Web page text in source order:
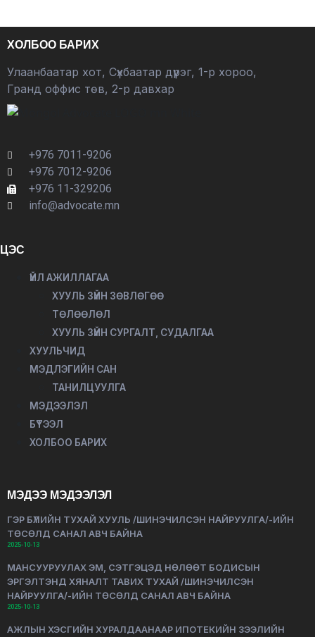
ХОЛБОО БАРИХ
Улаанбаатар хот, Сүхбаатар дүүрэг, 1-р хороо,
Гранд оффис төв, 2-р давхар
+976 7011-9206
+976 7012-9206
+976 11-329206
info@advocate.mn
ЦЭС
ҮЙЛ АЖИЛЛАГАА
ХУУЛЬ ЗҮЙН ЗӨВЛӨГӨӨ
ТӨЛӨӨЛӨЛ
ХУУЛЬ ЗҮЙН СУРГАЛТ, СУДАЛГАА
ХУУЛЬЧИД
МЭДЛЭГИЙН САН
ТАНИЛЦУУЛГА
МЭДЭЭЛЭЛ
БҮТЭЭЛ
ХОЛБОО БАРИХ
МЭДЭЭ МЭДЭЭЛЭЛ
ГЭР БҮЛИЙН ТУХАЙ ХУУЛЬ /ШИНЭЧИЛСЭН НАЙРУУЛГА/-ИЙН
ТӨСӨЛД САНАЛ АВЧ БАЙНА
2025-10-13
МАНСУУРУУЛАХ ЭМ, СЭТГЭЦЭД НӨЛӨӨТ БОДИСЫН
ЭРГЭЛТЭНД ХЯНАЛТ ТАВИХ ТУХАЙ /ШИНЭЧИЛСЭН
НАЙРУУЛГА/-ИЙН ТӨСӨЛД САНАЛ АВЧ БАЙНА
2025-10-13
АЖЛЫН ХЭСГИЙН ХУРАЛДААНААР ИПОТЕКИЙН ЗЭЭЛИЙН